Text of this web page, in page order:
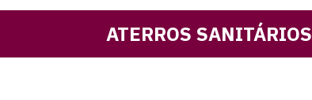
ATERROS SANITÁRIOS